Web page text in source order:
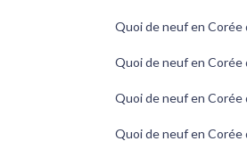
Quoi de neuf en Corée
Quoi de neuf en Corée
Quoi de neuf en Corée
Quoi de neuf en Corée